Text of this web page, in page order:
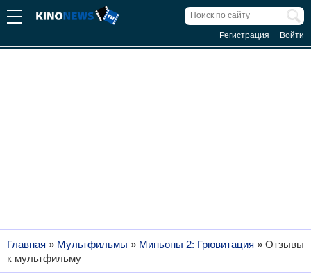
Регистрация Войти
Главная » Мультфильмы » Миньоны 2: Грювитация » Отзывы
к мультфильму